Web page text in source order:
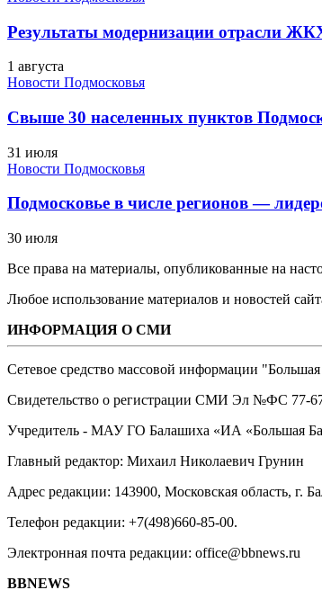
Результаты модернизации отрасли
1 августа
Новости Подмосковья
Свыше 30 населенных пунктов
31 июля
Новости Подмосковья
Подмосковье в числе регионов —
30 июля
Все права на материалы, опубликованные на
Любое использование материалов и новостей
ИНФОРМАЦИЯ О СМИ
Сетевое средство массовой информации
Свидетельство о регистрации СМИ Эл №ФС ‎77-
Учредитель - МАУ ГО Балашиха «ИА «Большая
Главный редактор: Михаил Николаевич Грунин
Адрес редакции: 143900, Московская область, г.
Телефон редакции: +7(498)660-85-00.
Электронная почта редакции: office@bbnews.ru
BBNEWS